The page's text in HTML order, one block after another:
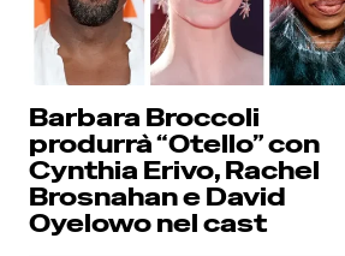
Barbara Broccoli
produrrà “Otello” con
Cynthia Erivo, Rachel
Brosnahan e David
Oyelowo nel cast